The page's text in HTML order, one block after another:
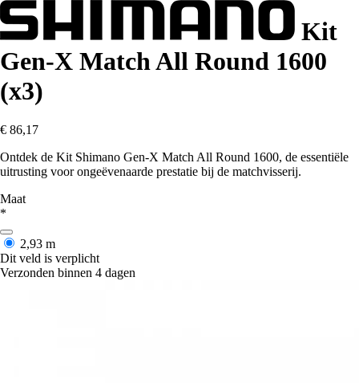
Kit
Gen-X Match All Round 1600
(x3)
€ 86,17
Ontdek de Kit Shimano Gen-X Match All Round 1600, de essentiële
uitrusting voor ongeëvenaarde prestatie bij de matchvisserij.
Maat
*
2,93 m
Dit veld is verplicht
Verzonden binnen 4 dagen